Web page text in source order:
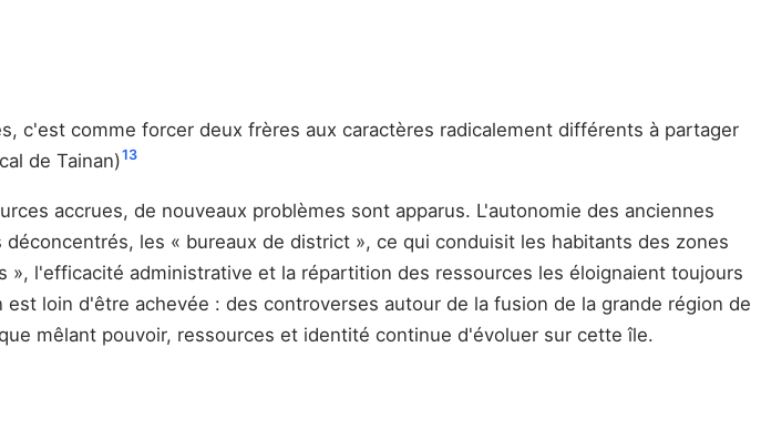
c'est comme forcer deux frères aux caractères radicalement différents à partager
de Tainan)13
accrues, de nouveaux problèmes sont apparus. L'autonomie des anciennes
les « bureaux de district », ce qui conduisit les habitants des zones
l'efficacité administrative et la répartition des ressources les éloignaient toujours
loin d'être achevée : des controverses autour de la fusion de la grande région de
mêlant pouvoir, ressources et identité continue d'évoluer sur cette île.